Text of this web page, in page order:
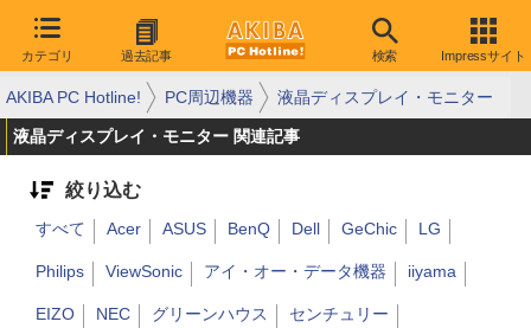
カテゴリ 過去記事 検索 Impressサイト
AKIBA PC Hotline! PC周辺機器 液晶ディスプレイ・モニター
液晶ディスプレイ・モニター 関連記事
絞り込む
すべて Acer ASUS BenQ Dell GeChic LG
Philips ViewSonic アイ・オー・データ機器 iiyama
EIZO NEC グリーンハウス センチュリー